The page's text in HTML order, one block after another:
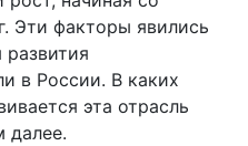
Эти факторы явились
в России. В каких
эта отрасль
далее.